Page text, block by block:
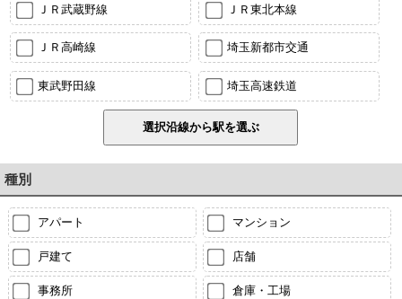
ＪＲ武蔵野線 ＪＲ東北本線
ＪＲ高崎線 埼玉新都市交通
東武野田線 埼玉高速鉄道
種別
アパート マンション
戸建て 店舗
事務所 倉庫・工場